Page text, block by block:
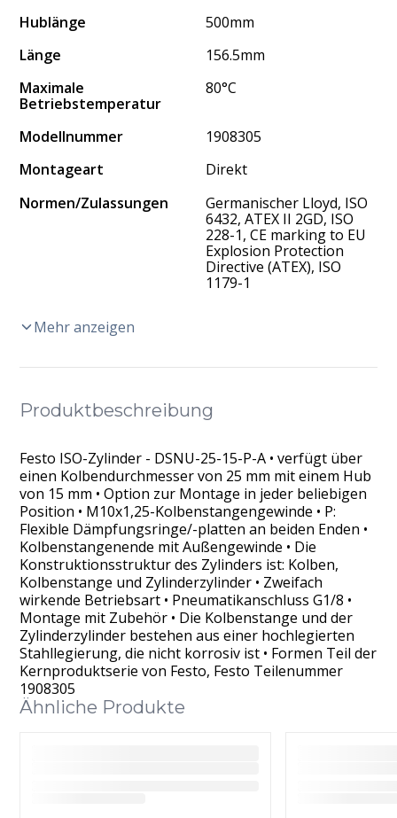
Hublänge
500mm
Länge
156.5mm
Maximale
Betriebstemperatur
80°C
Modellnummer
1908305
Montageart
Direkt
Normen/Zulassungen
Germanischer Lloyd, ISO
6432, ATEX II 2GD, ISO
228-1, CE marking to EU
Explosion Protection
Directive (ATEX), ISO
1179-1
Mehr anzeigen
Produktbeschreibung
Festo ISO-Zylinder - DSNU-25-15-P-A • verfügt über
einen Kolbendurchmesser von 25 mm mit einem Hub
von 15 mm • Option zur Montage in jeder beliebigen
Position • M10x1,25-Kolbenstangengewinde • P:
Flexible Dämpfungsringe/-platten an beiden Enden •
Kolbenstangenende mit Außengewinde • Die
Konstruktionsstruktur des Zylinders ist: Kolben,
Kolbenstange und Zylinderzylinder • Zweifach
wirkende Betriebsart • Pneumatikanschluss G1/8 •
Montage mit Zubehör • Die Kolbenstange und der
Zylinderzylinder bestehen aus einer hochlegierten
Stahllegierung, die nicht korrosiv ist • Formen Teil der
Kernproduktserie von Festo, Festo Teilenummer
1908305
Ähnliche Produkte